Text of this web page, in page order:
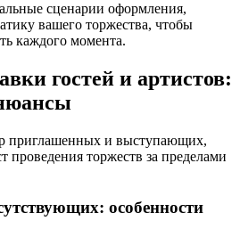
сценарии оформления,
вашего торжества, чтобы
каждого момента.
гостей и артистов:
приглашенных и выступающих,
проведения торжеств за пределами
особенности